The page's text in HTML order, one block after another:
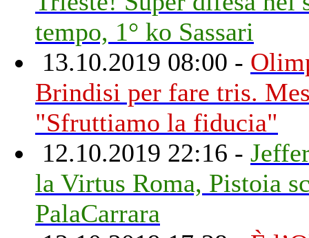
tempo, 1° ko Sassari
13.10.2019 08:00 -
Brindisi per fare tris.
"Sfruttiamo la fiducia"
12.10.2019 22:16 -
la Virtus Roma, Pistoia
PalaCarrara